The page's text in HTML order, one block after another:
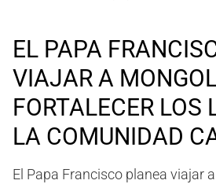
EL PAPA
VIAJAR A
FORTALECER LOS
LA COMUNIDAD
El Papa Francisco planea viajar